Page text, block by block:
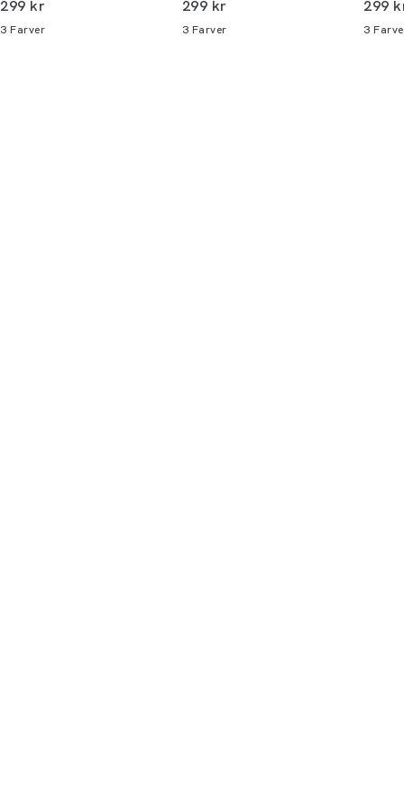
alle butikker og online.
I alt (inkl. rabat)
299 kr
3 Farver
I alt (inkl. rabat)
299 kr
3 Farver
I alt
299
3